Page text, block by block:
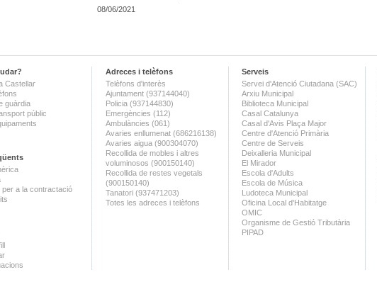
08/06/2021
Castellar
guàrdia
públic
a la contractació
Adreces i telèfons
Telèfons d'interès
Ajuntament (937144040)
Policia (937144830)
Emergències (112)
Ambulàncies (061)
Avaries enllumenat (686216138)
Avaries aigua (900304070)
Recollida de mobles i altres
voluminosos (900150140)
Recollida de restes vegetals
(900150140)
Tanatori (937471203)
Totes les adreces i telèfons
Serveis
Servei d'Atenció Ciutadana (SAC)
Arxiu Municipal
Biblioteca Municipal
Casal Catalunya
Casal d'Avis Plaça Major
Centre d'Atenció Primària
Centre de Serveis
Deixalleria Municipal
El Mirador
Escola d'Adults
Escola de Música
Ludoteca Municipal
Oficina Local d'Habitatge
OMIC
Organisme de Gestió Tributària
PIPAD